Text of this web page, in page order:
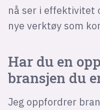
nå ser i effektivitet
nye verktøy som
Har du en
bransjen du
Jeg oppfordrer